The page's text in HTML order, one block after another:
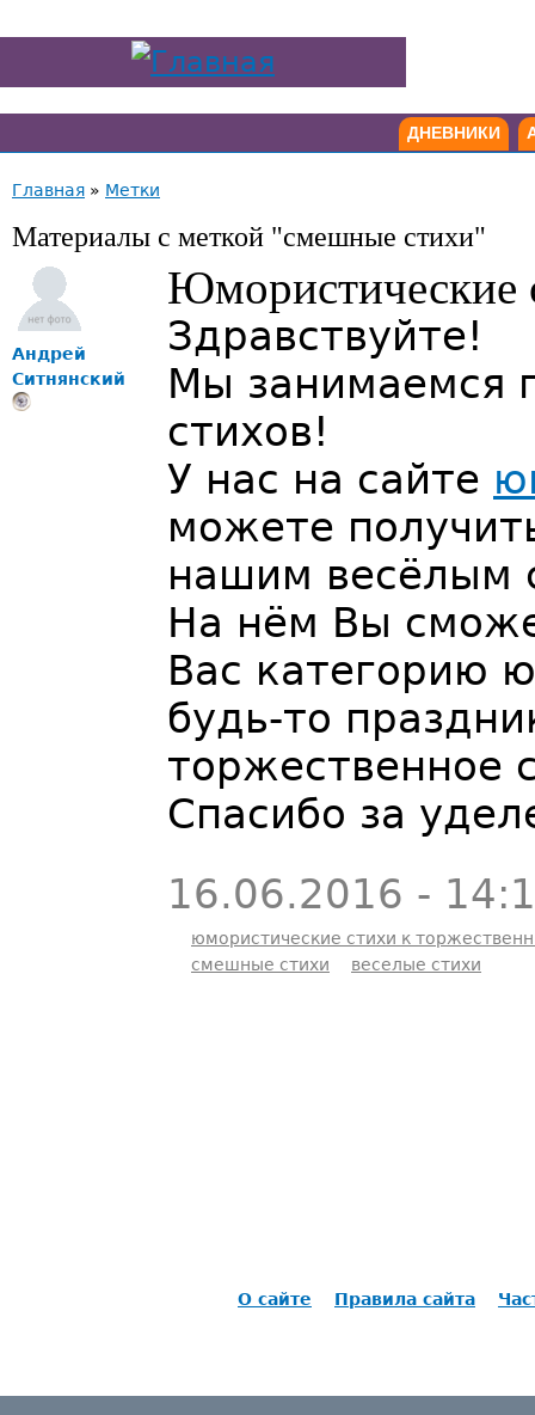
ДНЕВНИКИ
Главная » Метки
Материалы с меткой "смешные стихи"
Андрей
Ситнянский
Юмористические
Здравствуйте!
Мы занимаемся
стихов!
У нас на сайте
можете
нашим весёлым
На нём Вы
Вас категорию
будь-то
торжественное
Спасибо за
16.06.2016 -
юмористические стихи к
смешные стихи
веселые стихи
О сайте Правила сайта